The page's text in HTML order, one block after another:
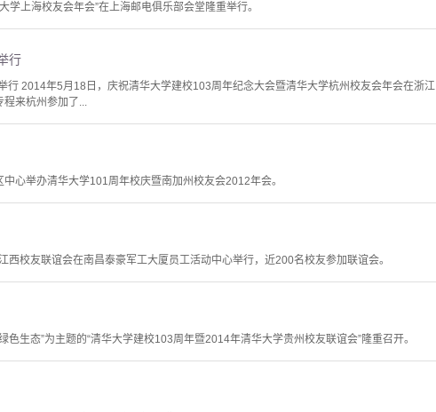
上海校友会年会”在上海邮电俱乐部会堂隆重举行。
行
2014年5月18日，庆祝清华大学建校103周年纪念大会暨清华大学杭州校友会年会在浙江
程来杭州参加了...
心举办清华大学101周年校庆暨南加州校友会2012年会。
校友联谊会在南昌泰豪军工大厦员工活动中心举行，近200名校友参加联谊会。
生态”为主题的“清华大学建校103周年暨2014年清华大学贵州校友联谊会”隆重召开。